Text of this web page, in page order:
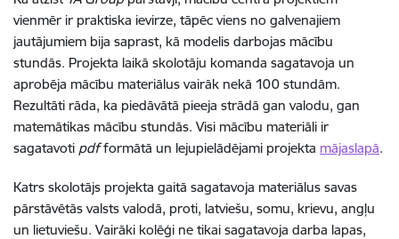
vienmēr ir praktiska ievirze, tāpēc viens no galvenajiem
jautājumiem bija saprast, kā modelis darbojas mācību
stundās. Projekta laikā skolotāju komanda sagatavoja un
aprobēja mācību materiālus vairāk nekā 100 stundām.
Rezultāti rāda, ka piedāvātā pieeja strādā gan valodu, gan
matemātikas mācību stundās. Visi mācību materiāli ir
sagatavoti pdfformātā un lejupielādējami projekta mājaslapā.
Katrs skolotājs projekta gaitā sagatavoja materiālus savas
pārstāvētās valsts valodā, proti, latviešu, somu, krievu, angļu
un lietuviešu. Vairāki kolēģi ne tikai sagatavoja darba lapas,